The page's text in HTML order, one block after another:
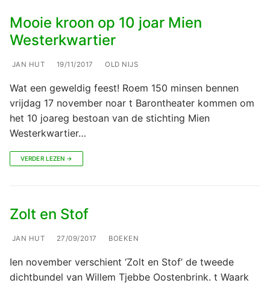
Mooie kroon op 10 joar Mien
Westerkwartier
JAN HUT 19/11/2017 OLD NIJS
Wat een geweldig feest! Roem 150 minsen bennen
vrijdag 17 november noar t Barontheater kommen om
het 10 joareg bestoan van de stichting Mien
Westerkwartier…
VERDER LEZEN →
Zolt en Stof
JAN HUT 27/09/2017 BOEKEN
Ien november verschient ‘Zolt en Stof’ de tweede
dichtbundel van Willem Tjebbe Oostenbrink. t Waark